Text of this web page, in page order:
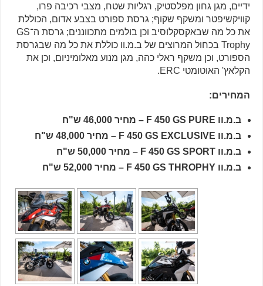
ידיים, מגן גחון מפלסטיק, רגליות שטח, מצבי רכיבה פרו,
קוויקשיפטר ומשקף שקוף; גרסת ספורט בצבע אדום, הכוללת
את כל מה שבאקסקלוסיב וכן בולמים מתכווננים; גרסת ה־GS
Trophy בכחול המרוצים של ב.מ.וו כוללת את כל מה שבגרסת
הספורט, וכן משקף ראלי כהה, מגן מנוע מאלומיניום, וכן את
הקלאץ' האוטומטי ERC.
המחירים:
ב.מ.וו F 450 GS PURE – מחיר 46,000 ש"ח
ב.מ.וו F 450 GS EXCLUSIVE – מחיר 48,000 ש"ח
ב.מ.וו F 450 GS SPORT – מחיר 50,000 ש"ח
ב.מ.וו F 450 GS THROPHY – מחיר 52,000 ש"ח